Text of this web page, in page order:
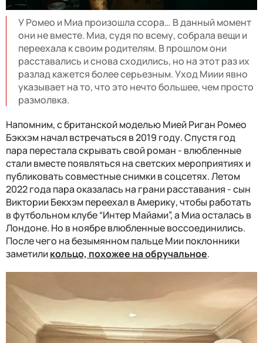
У Ромео и Миа произошла ссора… В данный момент
они не вместе. Миа, судя по всему, собрала вещи и
переехала к своим родителям. В прошлом они
расставались и снова сходились, но на этот раз их
разлад кажется более серьезным. Уход Миии явно
указывает на то, что это нечто большее, чем просто
размолвка.
Напомним, с британской моделью Мией Риган Ромео
Бэкхэм начал встречаться в 2019 году. Спустя год
пара перестала скрывать свой роман - влюбленные
стали вместе появляться на светских мероприятиях и
публиковать совместные снимки в соцсетях. Летом
2022 года пара оказалась на грани расставания - сын
Виктории Бекхэм переехал в Америку, чтобы работать
в футбольном клубе “Интер Майами”, а Миа осталась в
Лондоне. Но в ноябре влюбленные воссоединились.
После чего на безымянном пальце Мии поклонники
заметиликольцо, похожее на обручальное.